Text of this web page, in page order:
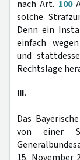
nach Art. 100
solche
Denn ein
einfach
und
Rechtslage
III.
Das
von einer